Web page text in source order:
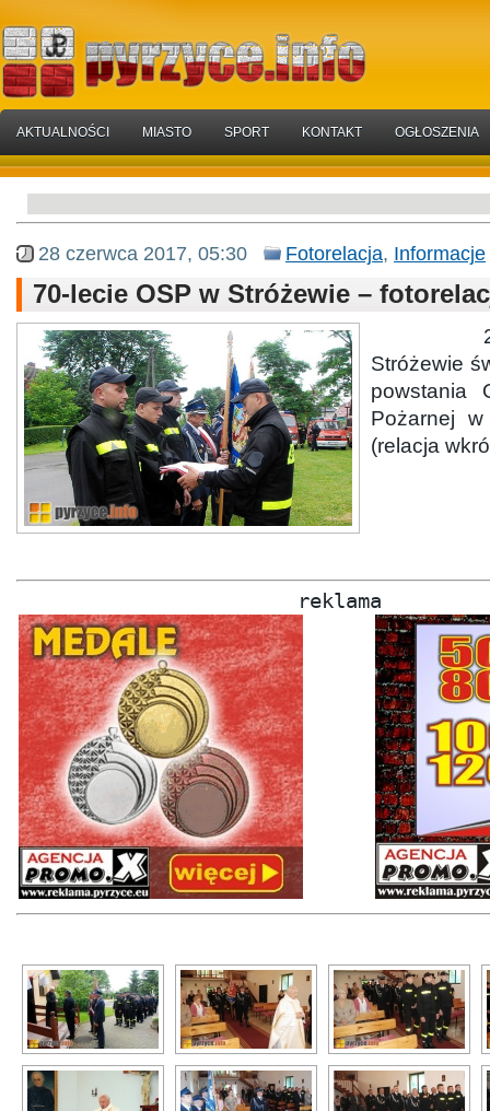
AKTUALNOŚCI MIASTO SPORT KONTAKT OGŁOSZENIA
28 czerwca 2017, 05:30 Fotorelacja, Informacje
70-lecie OSP w Stróżewie –
24
Stróżewie
powstania
Pożarnej
(relacja
reklama